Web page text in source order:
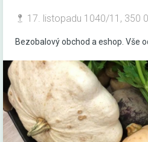
17. listopadu 1040/11, 350
Bezobalový obchod a eshop. Vše